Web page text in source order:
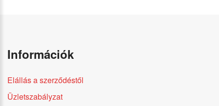
Információk
Elállás a szerződéstől
Üzletszabályzat